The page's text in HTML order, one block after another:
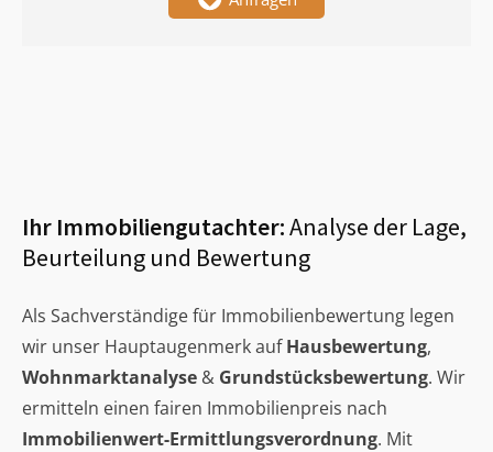
Ihr Immobiliengutachter:Analyse der Lage,
Beurteilung und Bewertung
Als Sachverständige für Immobilienbewertung legen
wir unser Hauptaugenmerk aufHausbewertung,
Wohnmarktanalyse & Grundstücksbewertung. Wir
ermitteln einen fairen Immobilienpreis nach
Immobilienwert-Ermittlungsverordnung. Mit